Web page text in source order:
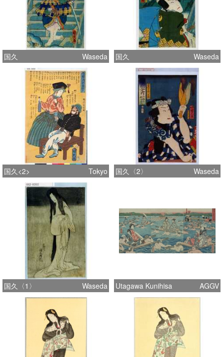
国久 Waseda 国久 Waseda
国久<2> Tokyo 国久〈2〉 Waseda
国久〈1〉 Waseda Utagawa Kunihisa AGGV